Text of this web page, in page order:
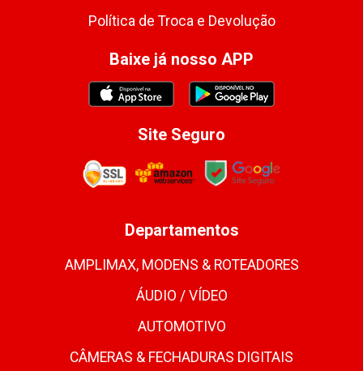
Política de Troca e Devolução
Baixe já nosso APP
Site Seguro
Departamentos
AMPLIMAX, MODENS & ROTEADORES
ÁUDIO / VÍDEO
AUTOMOTIVO
CÂMERAS & FECHADURAS DIGITAIS